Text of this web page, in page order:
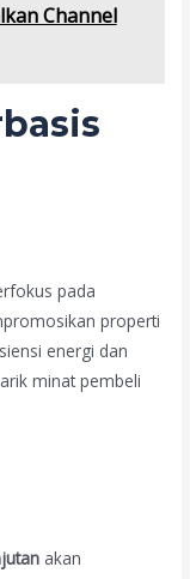
Channel
pada
properti
energi dan
minat pembeli
akan